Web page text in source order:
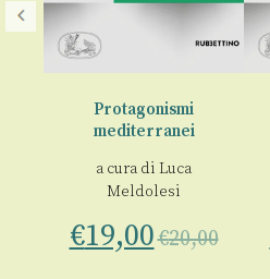
Protagonismi
mediterranei
a cura di Luca
Meldolesi
€19,00€20,00